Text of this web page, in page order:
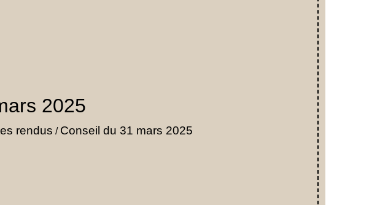
2025
rendus / Conseil du 31 mars 2025